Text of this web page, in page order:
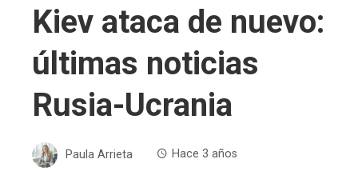
Kiev ataca de nuevo:
últimas noticias
Rusia-Ucrania
Paula Arrieta Hace 3 años